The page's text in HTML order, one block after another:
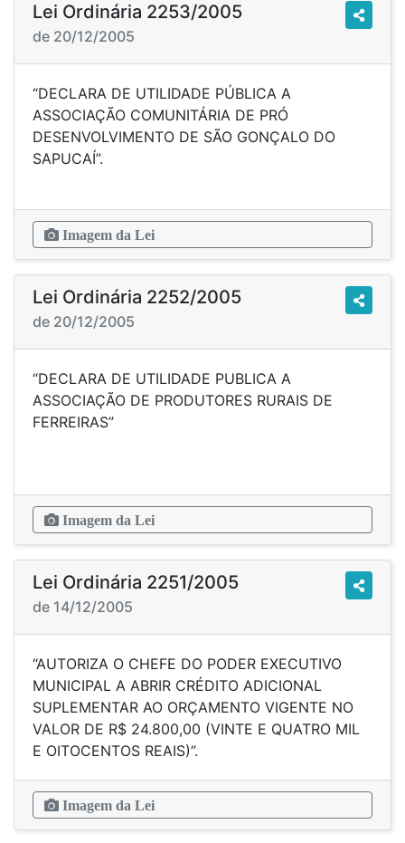
Lei Ordinária 2253/2005
de 20/12/2005
“DECLARA DE UTILIDADE PÚBLICA A
ASSOCIAÇÃO COMUNITÁRIA DE PRÓ
DESENVOLVIMENTO DE SÃO GONÇALO DO
SAPUCAÍ”.
Imagem da Lei
Lei Ordinária 2252/2005
de 20/12/2005
“DECLARA DE UTILIDADE PUBLICA A
ASSOCIAÇÃO DE PRODUTORES RURAIS DE
FERREIRAS”
Imagem da Lei
Lei Ordinária 2251/2005
de 14/12/2005
“AUTORIZA O CHEFE DO PODER EXECUTIVO
MUNICIPAL A ABRIR CRÉDITO ADICIONAL
SUPLEMENTAR AO ORÇAMENTO VIGENTE NO
VALOR DE R$ 24.800,00 (VINTE E QUATRO MIL
E OITOCENTOS REAIS)”.
Imagem da Lei